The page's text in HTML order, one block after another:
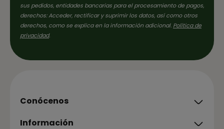
sus pedidos, entidades bancarias para el procesamiento de pagos,
derechos: Acceder, rectificar y suprimir los datos, así como otros
derechos, como se explica en la información adicional. Política de
privacidad.
Conócenos
Información